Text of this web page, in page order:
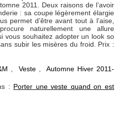
2011. Deux raisons de l’avoir
: sa coupe légèrement élargie
permet d’être avant tout à l’aise,
naturellement une allure
vous souhaitez adopter un look so
subir les misères du froid. Prix :
,Veste ,Automne Hiver 2011-
: Porter une veste quand on est